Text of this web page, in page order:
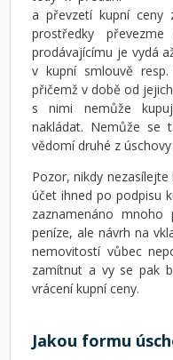
a převzetí kupní ceny
prostředky
prodávajícímu je vydá
v kupní smlouvě
přičemž v době od
s nimi nemůže
nakládat. Nemůže se
vědomí druhé z
Pozor, nikdy
účet ihned po podpisu
zaznamenáno mnoho
peníze, ale návrh na
nemovitostí vůbec
zamítnut a vy se pak
vrácení kupní ceny.
Jakou formu